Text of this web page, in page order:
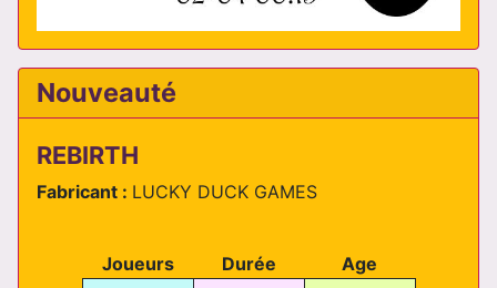
Nouveauté
REBIRTH
Fabricant : LUCKY DUCK GAMES
Joueurs Durée Age